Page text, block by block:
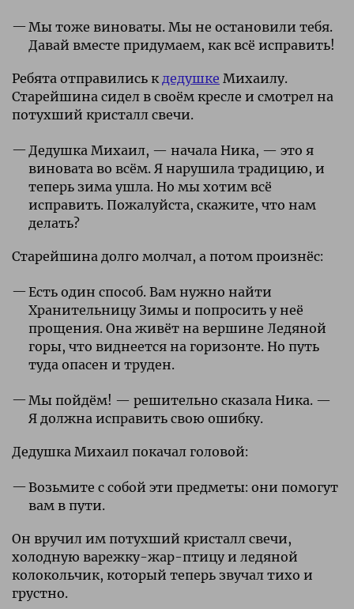
Мы тоже виноваты. Мы не остановили тебя.
Давай вместе придумаем, как всё исправить!
Ребята отправились к дедушке Михаилу.
Старейшина сидел в своём кресле и смотрел на
потухший кристалл свечи.
Дедушка Михаил, — начала Ника, — это я
виновата во всём. Я нарушила традицию, и
теперь зима ушла. Но мы хотим всё
исправить. Пожалуйста, скажите, что нам
делать?
Старейшина долго молчал, а потом произнёс:
Есть один способ. Вам нужно найти
Хранительницу Зимы и попросить у неё
прощения. Она живёт на вершине Ледяной
горы, что виднеется на горизонте. Но путь
туда опасен и труден.
Мы пойдём! — решительно сказала Ника. —
Я должна исправить свою ошибку.
Дедушка Михаил покачал головой:
Возьмите с собой эти предметы: они помогут
вам в пути.
Он вручил им потухший кристалл свечи,
холодную варежку-жар-птицу и ледяной
колокольчик, который теперь звучал тихо и
грустно.